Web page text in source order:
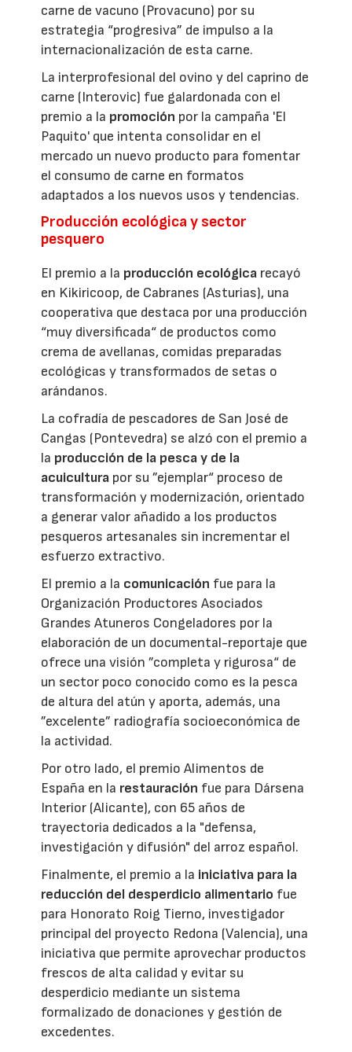
carne de vacuno (Provacuno) por su
estrategia “progresiva” de impulso a la
internacionalización de esta carne.
La interprofesional del ovino y del caprino de
carne (Interovic) fue galardonada con el
premio a la promoción por la campaña 'El
Paquito' que intenta consolidar en el
mercado un nuevo producto para fomentar
el consumo de carne en formatos
adaptados a los nuevos usos y tendencias.
Producción ecológica y sector
pesquero
El premio a la producción ecológica recayó
en Kikiricoop, de Cabranes (Asturias), una
cooperativa que destaca por una producción
“muy diversificada“ de productos como
crema de avellanas, comidas preparadas
ecológicas y transformados de setas o
arándanos.
La cofradía de pescadores de San José de
Cangas (Pontevedra) se alzó con el premio a
la producción de la pesca y de la
acuicultura por su ”ejemplar“ proceso de
transformación y modernización, orientado
a generar valor añadido a los productos
pesqueros artesanales sin incrementar el
esfuerzo extractivo.
El premio a la comunicación fue para la
Organización Productores Asociados
Grandes Atuneros Congeladores por la
elaboración de un documental-reportaje que
ofrece una visión ”completa y rigurosa“ de
un sector poco conocido como es la pesca
de altura del atún y aporta, además, una
”excelente” radiografía socioeconómica de
la actividad.
Por otro lado, el premio Alimentos de
España en la restauración fue para Dársena
Interior (Alicante), con 65 años de
trayectoria dedicados a la "defensa,
investigación y difusión" del arroz español.
Finalmente, el premio a la iniciativa para la
reducción del desperdicio alimentario fue
para Honorato Roig Tierno, investigador
principal del proyecto Redona (Valencia), una
iniciativa que permite aprovechar productos
frescos de alta calidad y evitar su
desperdicio mediante un sistema
formalizado de donaciones y gestión de
excedentes.